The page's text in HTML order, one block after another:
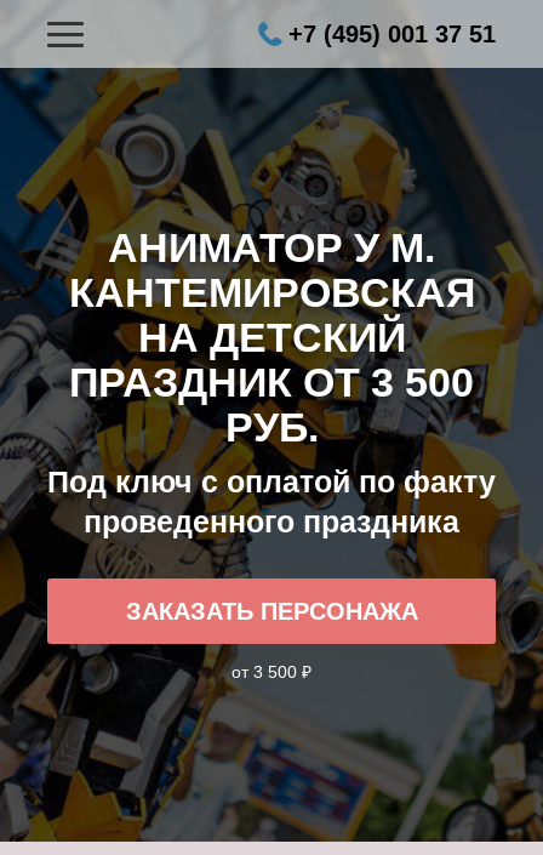
+7 (495) 001 37 51
АНИМАТОР У М.
КАНТЕМИРОВСКАЯ
НА ДЕТСКИЙ
ПРАЗДНИК ОТ 3 500
РУБ.
Под ключ с оплатой по факту
проведенного праздника
ЗАКАЗАТЬ ПЕРСОНАЖА
от 3 500 ₽